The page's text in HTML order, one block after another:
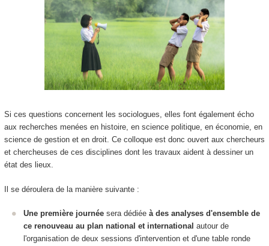
Si ces questions concernent les sociologues, elles font également écho
aux recherches menées en histoire, en science politique, en économie, en
science de gestion et en droit. Ce colloque est donc ouvert aux chercheurs
et chercheuses de ces disciplines dont les travaux aident à dessiner un
état des lieux.
Il se déroulera de la manière suivante :
Une première journée sera dédiée à des analyses d'ensemble de
ce renouveau au plan national et international autour de
l'organisation de deux sessions d'intervention et d'une table ronde